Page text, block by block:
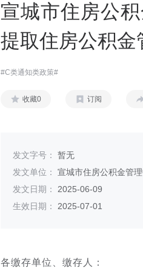
宣城市住房公
提取住房公积金
#C类通知类政策#
收藏0 订阅
发文字号： 暂无
发文单位： 宣城市住房公积金管
发文日期： 2025-06-09
生效日期： 2025-07-01
各缴存单位、缴存人：